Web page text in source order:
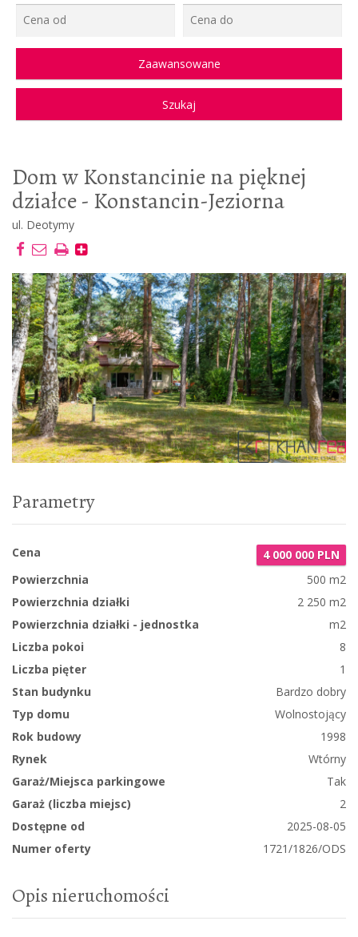
Dom w Konstancinie na pięknej
działce - Konstancin-Jeziorna
ul. Deotymy
Parametry
Cena
4 000 000 PLN
Powierzchnia
500 m2
Powierzchnia działki
2 250 m2
Powierzchnia działki - jednostka
m2
Liczba pokoi
8
Liczba pięter
1
Stan budynku
Bardzo dobry
Typ domu
Wolnostojący
Rok budowy
1998
Rynek
Wtórny
Garaż/Miejsca parkingowe
Tak
Garaż (liczba miejsc)
2
Dostępne od
2025-08-05
Numer oferty
1721/1826/ODS
Opis nieruchomości